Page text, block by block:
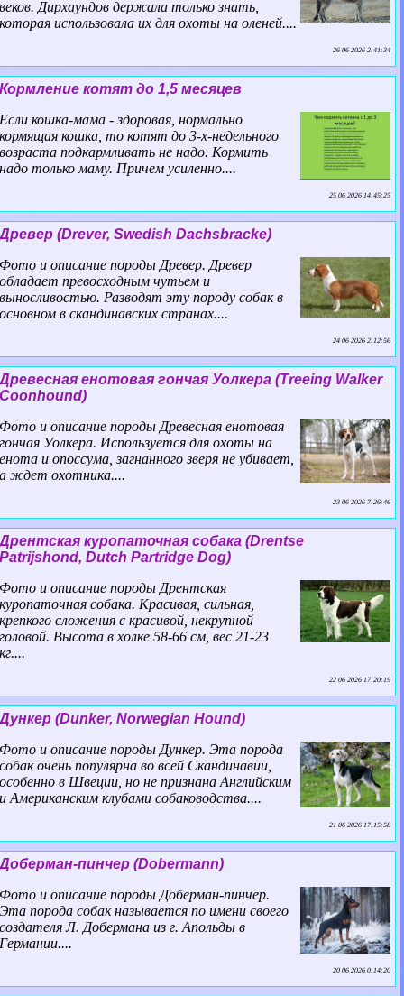
веков. Дирхаундов держала только знать,
которая использовала их для охоты на оленей....
26 06 2026 2:41:34
Кормление котят до 1,5 месяцев
Если кошка-мама - здоровая, нормально
кормящая кошка, то котят до 3-х-недельного
возраста подкармливать не надо. Кормить
надо только маму. Причем усиленно....
25 06 2026 14:45:25
Древер (Drever, Swedish Dachsbracke)
Фото и описание породы Древер. Древер
обладает превосходным чутьем и
выносливостью. Разводят эту породу собак в
основном в скандинавских странах....
24 06 2026 2:12:56
Древесная енотовая гончая Уолкера (Treeing Walker
Coonhound)
Фото и описание породы Древесная енотовая
гончая Уолкера. Используется для охоты на
енота и опоссума, загнанного зверя не убивает,
а ждет охотника....
23 06 2026 7:26:46
Дрентская куропаточная собака (Drentse
Patrijshond, Dutch Partridge Dog)
Фото и описание породы Дрентская
куропаточная собака. Красивая, сильная,
крепкого сложения с красивой, некрупной
головой. Высота в холке 58-66 см, вес 21-23
кг....
22 06 2026 17:20:19
Дункер (Dunker, Norwegian Hound)
Фото и описание породы Дункер. Эта порода
собак очень популярна во всей Скандинавии,
особенно в Швеции, но не признана Английским
и Американским клубами собаководства....
21 06 2026 17:15:58
Доберман-пинчер (Dobermann)
Фото и описание породы Доберман-пинчер.
Эта порода собак называется по имени своего
создателя Л. Добермана из г. Апольды в
Германии....
20 06 2026 0:14:20